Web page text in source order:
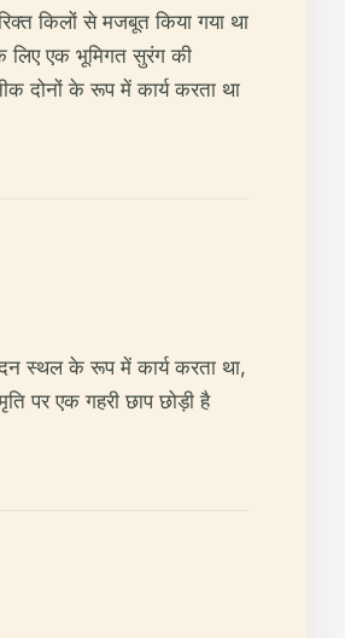
किलों से मजबूत किया गया था
लिए एक भूमिगत सुरंग की
दोनों के रूप में कार्य करता था
स्थल के रूप में कार्य करता था,
पर एक गहरी छाप छोड़ी है